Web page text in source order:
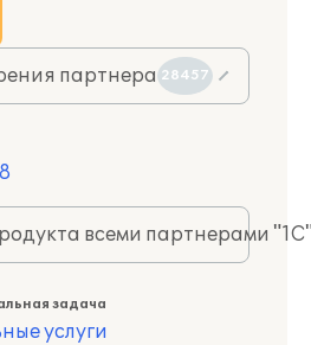
партнера 28457
всеми партнерами
задача
услуги